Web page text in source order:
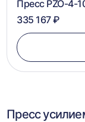
Пресс PZO-4-
335 167 ₽
Пресс